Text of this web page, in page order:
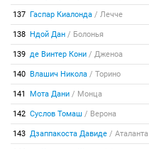
137 Гаспар Киалонда / Лечче
138 Ндой Дан / Болонья
139 де Винтер Кони / Дженоа
140 Влашич Никола / Торино
141 Мота Дани / Монца
142 Суслов Томаш / Верона
143 Дзаппакоста Давиде / Аталанта